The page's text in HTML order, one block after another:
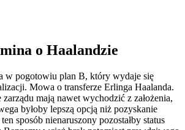
o Haalandzie
w pogotowiu plan B, który wydaje się
Mowa o transferze Erlinga Haalanda.
mają nawet wychodzić z założenia,
byłoby lepszą opcją niż pozyskanie
sposób nienaruszony pozostałby status